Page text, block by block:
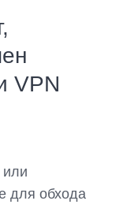
VPN
или
для обхода